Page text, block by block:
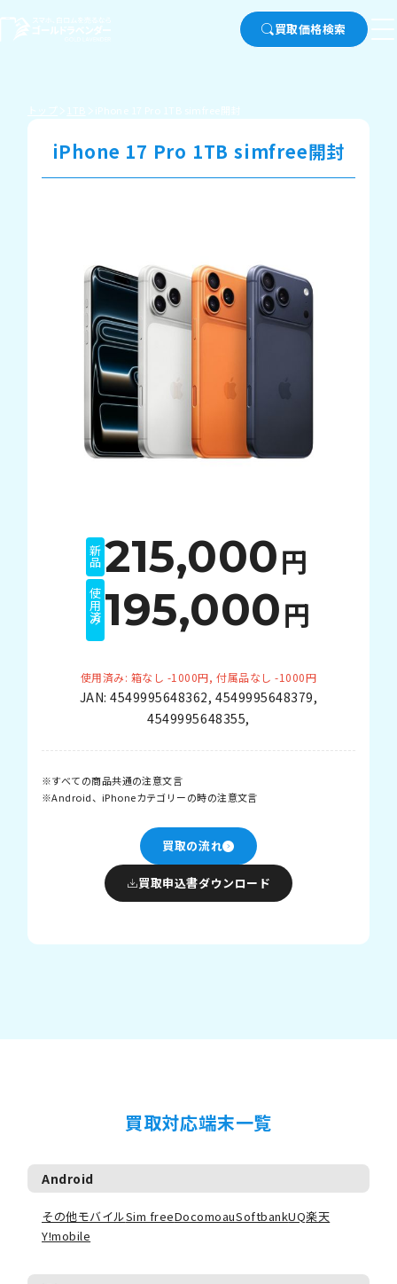
買取価格検索
トップ 1TB iPhone 17 Pro 1TB simfree開封
iPhone 17 Pro 1TB simfree開封
新品215,000円
使用済み195,000円
使用済み: 箱なし -1000円, 付属品なし -1000円
JAN:4549995648362,4549995648379,
4549995648355,
すべての商品共通の注意文言
Android、iPhoneカテゴリーの時の注意文言
買取の流れ
買取申込書ダウンロード
買取対応端末一覧
Android
その他モバイルSim freeDocomoauSoftbankUQ楽天
Y!mobile